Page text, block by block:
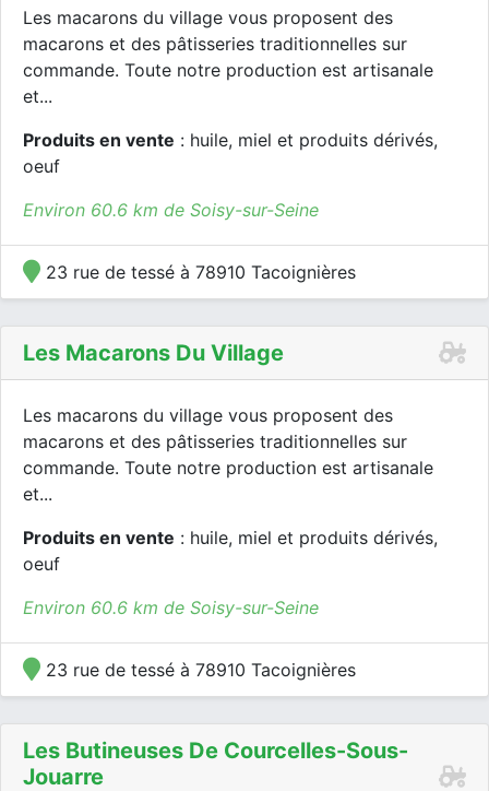
Les macarons du village vous proposent des
macarons et des pâtisseries traditionnelles sur
commande. Toute notre production est artisanale
et...
Produits en vente : huile, miel et produits dérivés,
oeuf
Environ 60.6 km de Soisy-sur-Seine
23 rue de tessé à 78910 Tacoignières
Les Macarons Du Village
Les macarons du village vous proposent des
macarons et des pâtisseries traditionnelles sur
commande. Toute notre production est artisanale
et...
Produits en vente : huile, miel et produits dérivés,
oeuf
Environ 60.6 km de Soisy-sur-Seine
23 rue de tessé à 78910 Tacoignières
Les Butineuses De Courcelles-Sous-
Jouarre